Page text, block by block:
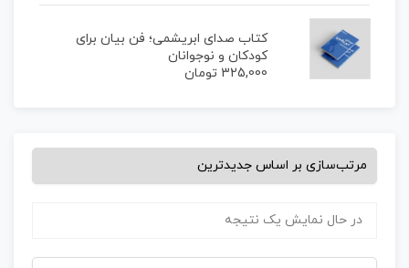
کتاب صدای ابریشمی؛ فن بیان برای
کودکان و نوجوانان
325,000 تومان
در حال نمایش یک نتیجه